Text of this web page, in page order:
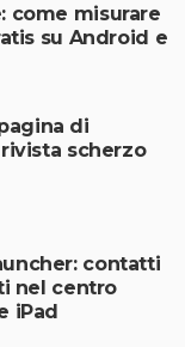
come misurare
su Android e
di
scherzo
contatti
nel centro
iPad